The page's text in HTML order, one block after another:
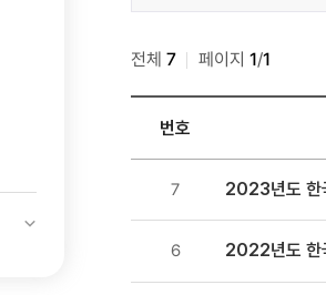
>
국민소통
아이디어
공모전
검색
전체 7 페이지 1/1
>
S(사회)
>
번호
7 2023년도 한
6 2022년도 한